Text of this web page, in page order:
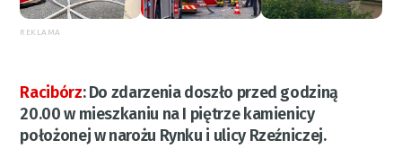
REKLAMA
Racibórz:Do zdarzenia doszło przed godziną
20.00 w mieszkaniu na I piętrze kamienicy
położonej w narożu Rynku i ulicy Rzeźniczej.